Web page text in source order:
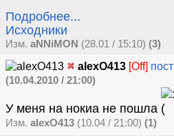
Подробнее...
Исходники
Изм. aNNiMON (28.01 / 15:10) (3)
alexO413 [Off] пост
(10.04.2010 / 21:00)
У меня на нокиа не пошла
Изм. alexO413 (10.04 / 21:00) (1)